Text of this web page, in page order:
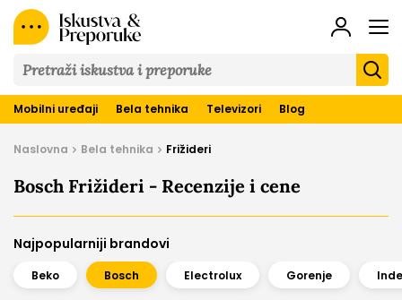
&
Preporuke
Mobilni uređaji Bela tehnika Televizori Blog
Naslovna Bela tehnika Frižideri
Bosch Frižideri - Recenzije i cene
Najpopularniji brandovi
Beko Bosch Electrolux Gorenje